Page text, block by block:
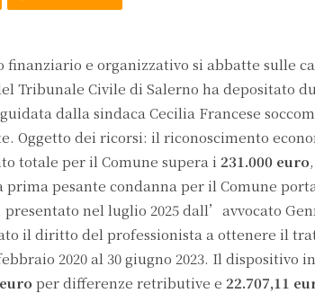
e organizzativo si abbatte sulle
Tribunale Civile di Salerno ha depositato
dalla sindaca Cecilia Francese
Oggetto dei ricorsi: il riconoscimento
totale per il Comune supera i 231.000 euro
prima pesante condanna per il Comune
nel luglio 2025 dall’avvocato
il diritto del professionista a ottenere il
2020 al 30 giugno 2023. Il dispositivo
per differenze retributive e 22.707,11